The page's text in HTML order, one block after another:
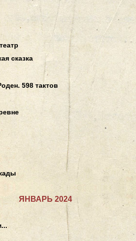
сказка
598 тактов
ЯНВАРЬ 2024